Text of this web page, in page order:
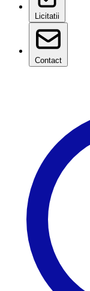
Licitatii
Contact